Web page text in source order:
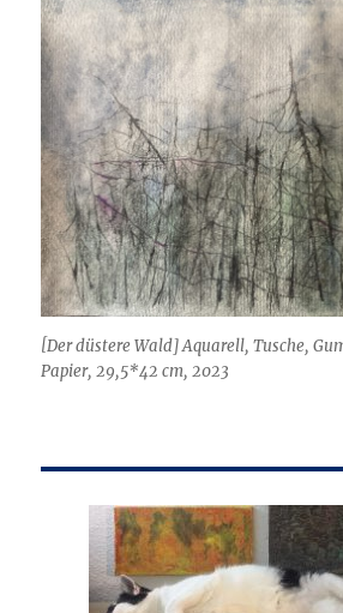
[Der düstere Wald] Aquarell, Tusche,
Papier, 29,5*42 cm, 2023